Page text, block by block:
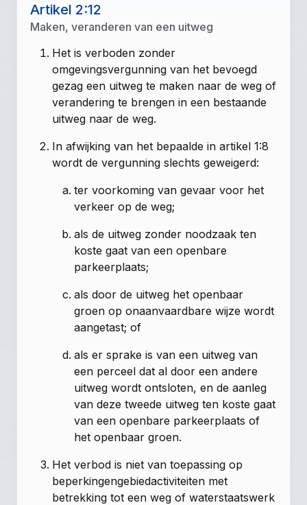
Artikel 2:12
Maken, veranderen van een uitweg
Het is verboden zonder
omgevingsvergunning van het bevoegd
gezag een uitweg te maken naar de weg of
verandering te brengen in een bestaande
uitweg naar de weg.
In afwijking van het bepaalde in artikel 1:8
wordt de vergunning slechts geweigerd:
ter voorkoming van gevaar voor het
verkeer op de weg;
als de uitweg zonder noodzaak ten
koste gaat van een openbare
parkeerplaats;
als door de uitweg het openbaar
groen op onaanvaardbare wijze wordt
aangetast; of
als er sprake is van een uitweg van
een perceel dat al door een andere
uitweg wordt ontsloten, en de aanleg
van deze tweede uitweg ten koste gaat
van een openbare parkeerplaats of
het openbaar groen.
Het verbod is niet van toepassing op
beperkingengebiedactiviteiten met
betrekking tot een weg of waterstaatswerk